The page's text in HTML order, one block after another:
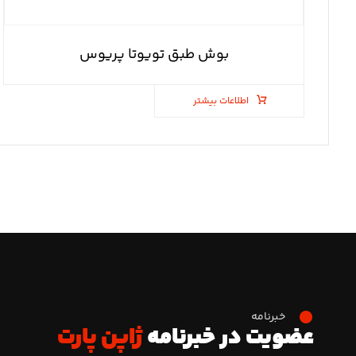
بوش طبق تویوتا پریوس
اطلاعات بیشتر
خبرنامه
عضویت در خبرنامهژاپن پارت